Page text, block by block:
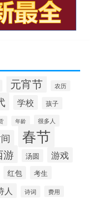
元宵节 农历
学校 孩子
年龄 很多人
春节
游 汤圆
游戏
红包 考生
人 诗词 费用